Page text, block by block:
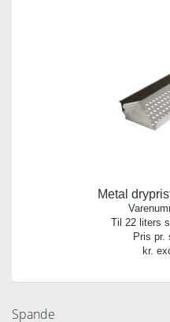
Metal
Til 22 liters
Pris pr.
kr.
Spande